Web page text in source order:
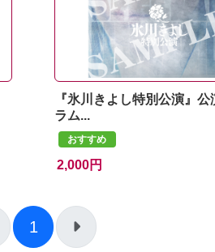
『氷川きよし特別公演』
ラム...
おすすめ
2,000円
1